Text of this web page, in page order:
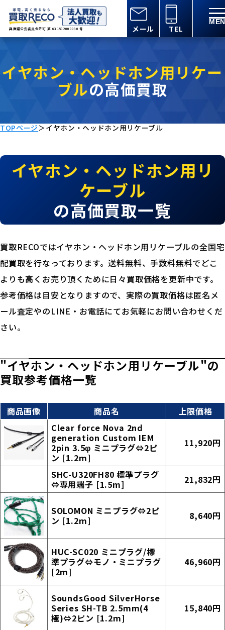
兵庫県公安委員会許可 第 631502000030 号 メール TEL
イヤホン・ヘッドホン用リケー
ブルの高価買取
TOPページ＞ イヤホン・ヘッドホン用リケーブル
イヤホン・ヘッドホン用リ
ケーブル
の高価買取一覧
買取RECOではイヤホン・ヘッドホン用リケーブルの全国宅
配買取を行なっております。送料無料、手数料無料でどこ
よりも高くお売り頂くために日々買取価格を更新中です。
参考価格は目安となりますので、実際の買取価格は匿名メ
ール査定やのLINE・お電話にてお気軽にお問い合わせくだ
さい。
"イヤホン・ヘッドホン用リケーブル"の
買取参考価格一覧
商品画像 商品名
上限価格
Clear force Nova 2nd
generation Custom IEM
2pin 3.5φ ミニプラグ⇔2ピ
ン [1.2m]
11,920円
SHC-U320FH80 標準プラグ
⇔専用端子 [1.5m]
21,832円
SOLOMON ミニプラグ⇔2ピ
ン [1.2m]
8,640円
HUC-SC020 ミニプラグ/標
準プラグ⇔モノ・ミニプラグ
[2m]
46,960円
SoundsGood SilverHorse
Series SH-TB 2.5mm(4
極)⇔2ピン [1.2m]
15,840円